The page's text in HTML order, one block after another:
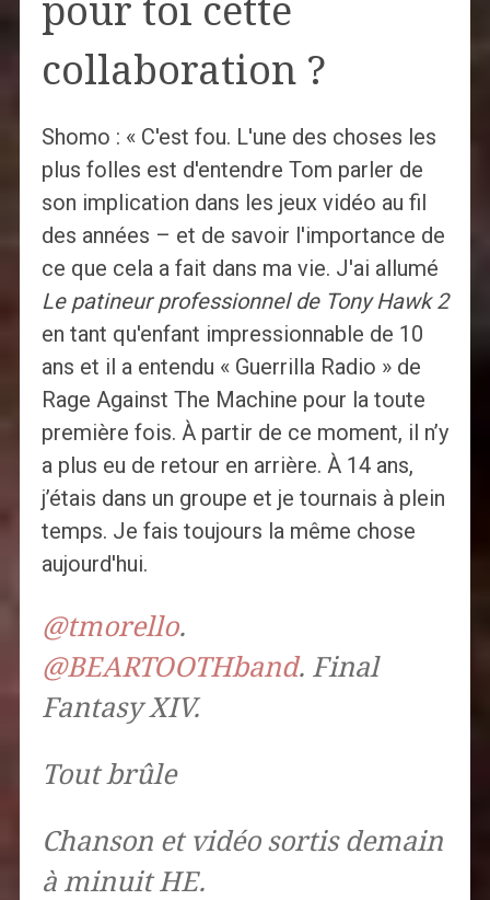
pour toi cette
collaboration ?
Shomo : « C'est fou. L'une des choses les
plus folles est d'entendre Tom parler de
son implication dans les jeux vidéo au fil
des années – et de savoir l'importance de
ce que cela a fait dans ma vie. J'ai allumé
Le patineur professionnel de Tony Hawk 2
en tant qu'enfant impressionnable de 10
ans et il a entendu « Guerrilla Radio » de
Rage Against The Machine pour la toute
première fois. À partir de ce moment, il n’y
a plus eu de retour en arrière. À 14 ans,
j’étais dans un groupe et je tournais à plein
temps. Je fais toujours la même chose
aujourd'hui.
@tmorello.
@BEARTOOTHband. Final
Fantasy XIV.
Tout brûle
Chanson et vidéo sortis demain
à minuit HE.